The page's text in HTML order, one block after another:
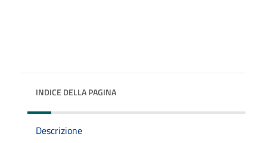
INDICE DELLA PAGINA
Descrizione